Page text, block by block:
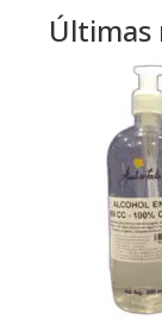
Últimas